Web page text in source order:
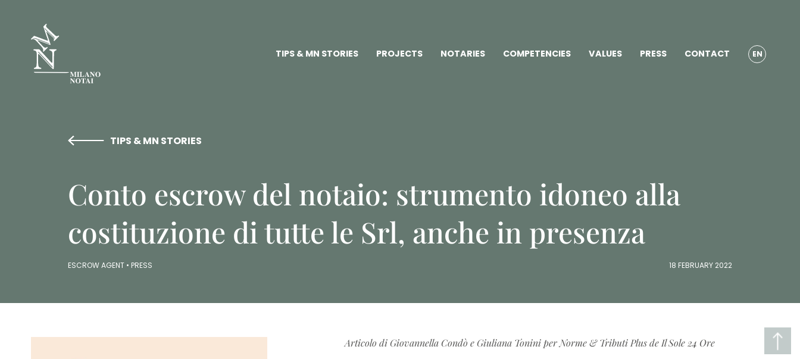
TIPS & MN STORIES PROJECTS NOTARIES COMPETENCIES VALUES PRESS CONTACT EN
TIPS & MN STORIES
Conto escrow del notaio: strumento idoneo alla
costituzione di tutte le Srl, anche in presenza
ESCROW AGENT • PRESS 18 FEBRUARY 2022
Articolo di Giovannella Condò e Giuliana Tonini per Norme & Tributi Plus de Il Sole 24 Ore